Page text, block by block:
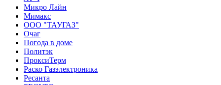
Микро Лайн
Мимакс
ООО "ТАУГАЗ"
Очаг
Погода в доме
Политэк
ПроксиТерм
Раско Газэлектроника
Ресанта